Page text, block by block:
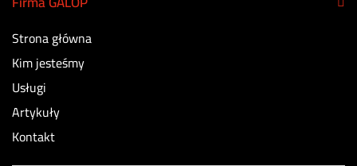
Strona główna
Kim jesteśmy
Usługi
Artykuły
Kontakt